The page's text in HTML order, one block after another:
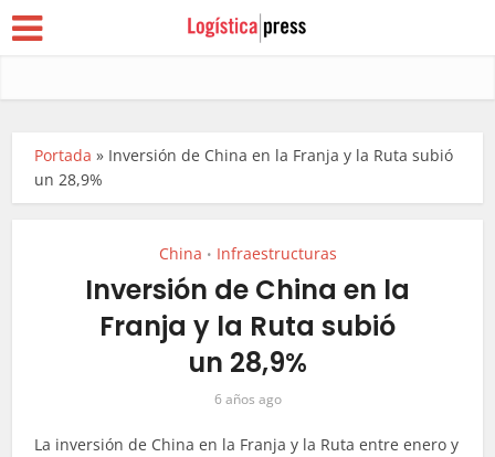
Portada » Inversión de China en la Franja y la Ruta subió
un 28,9%
China • Infraestructuras
Inversión de China en la
Franja y la Ruta subió
un 28,9%
6 años ago
La inversión de China en la Franja y la Ruta entre enero y